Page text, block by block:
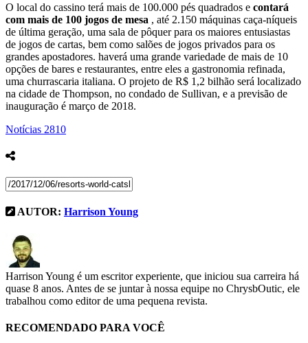
O local do cassino terá mais de 100.000 pés quadrados e contará
com mais de 100 jogos de mesa , até 2.150 máquinas caça-níqueis
de última geração, uma sala de pôquer para os maiores entusiastas
de jogos de cartas, bem como salões de jogos privados para os
grandes apostadores. haverá uma grande variedade de mais de 10
opções de bares e restaurantes, entre eles a gastronomia refinada,
uma churrascaria italiana. O projeto de R$ 1,2 bilhão será localizado
na cidade de Thompson, no condado de Sullivan, e a previsão de
inauguração é março de 2018.
Notícias 2810
AUTOR: Harrison Young
Harrison Young é um escritor experiente, que iniciou sua carreira há
quase 8 anos. Antes de se juntar à nossa equipe no ChrysbOutic, ele
trabalhou como editor de uma pequena revista.
RECOMENDADO PARA VOCÊ